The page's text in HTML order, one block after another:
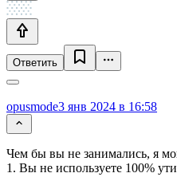
Ответить
opusmode3 янв 2024 в 16:58
Чем бы вы не занимались, я
1. Вы не используете 100%